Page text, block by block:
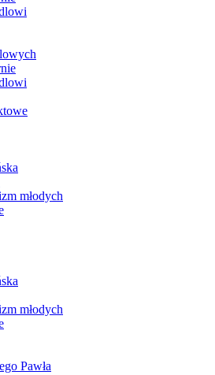
młodych
młodych
Pawła